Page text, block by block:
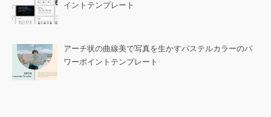
イントテンプレート
アーチ状の曲線美で写真を生かすパステルカラーのパ
ワーポイントテンプレート